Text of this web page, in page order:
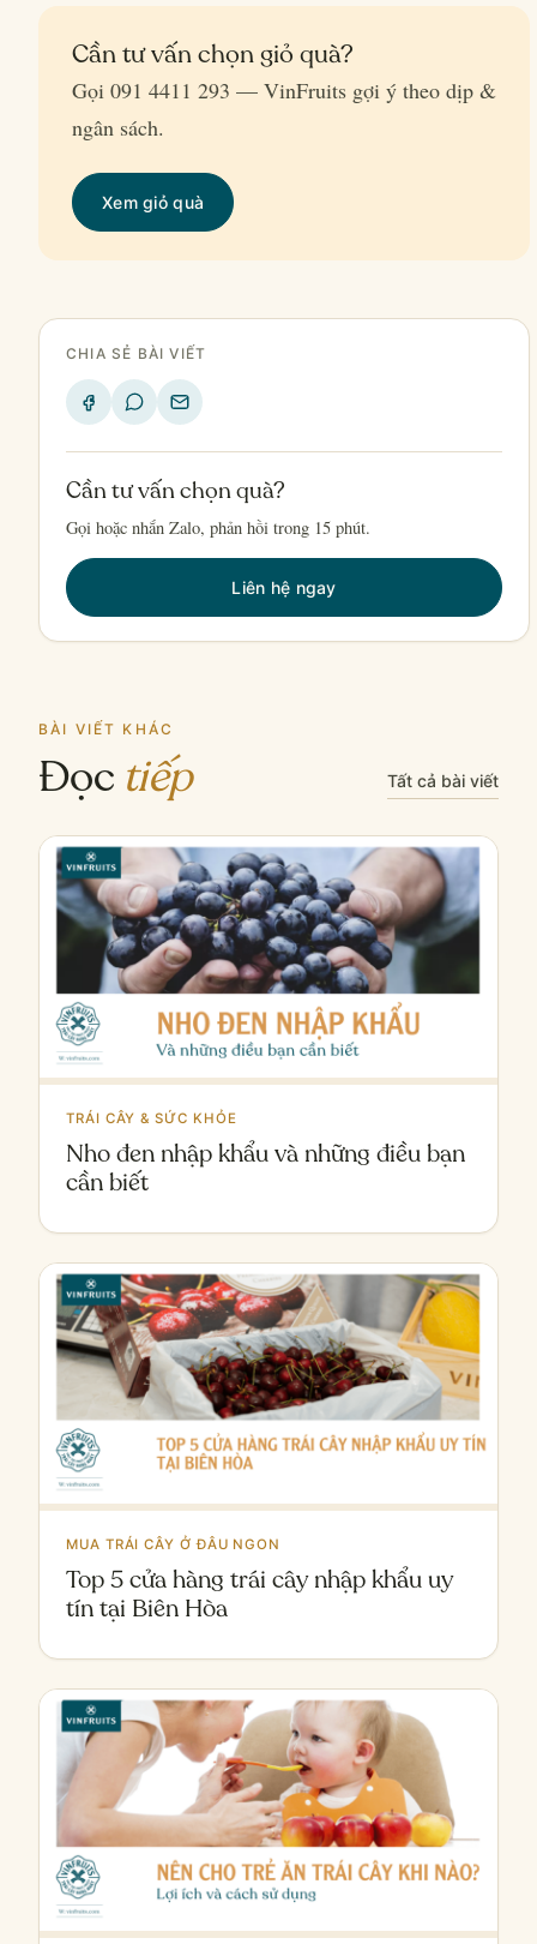
Cần tư vấn chọn giỏ quà?
Gọi 091 4411 293 — VinFruits gợi ý theo dịp &
ngân sách.
Xem giỏ quà
CHIA SẺ BÀI VIẾT
Cần tư vấn chọn quà?
Gọi hoặc nhắn Zalo, phản hồi trong 15 phút.
Liên hệ ngay
BÀI VIẾT KHÁC
Đọc tiếp Tất cả bài viết
TRÁI CÂY & SỨC KHỎE
Nho đen nhập khẩu và những điều bạn
cần biết
MUA TRÁI CÂY Ở ĐÂU NGON
Top 5 cửa hàng trái cây nhập khẩu uy
tín tại Biên Hòa